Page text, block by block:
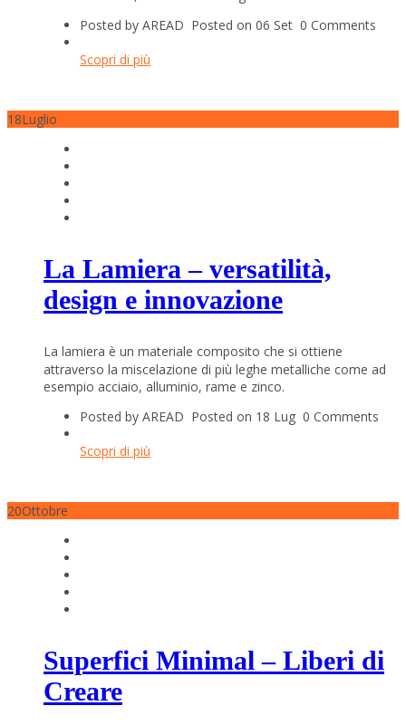
Posted by AREAD Posted on 06 Set 0 Comments
Scopri di più
18Luglio
La Lamiera – versatilità,
design e innovazione
La lamiera è un materiale composito che si ottiene
attraverso la miscelazione di più leghe metalliche come ad
esempio acciaio, alluminio, rame e zinco.
Posted by AREAD Posted on 18 Lug 0 Comments
Scopri di più
20Ottobre
Superfici Minimal – Liberi di
Creare